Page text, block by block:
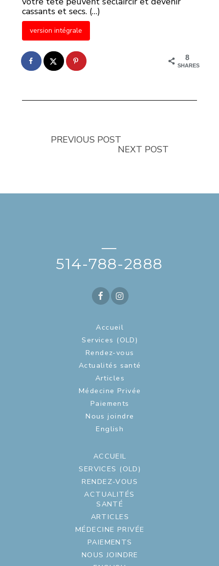
cassants et secs. (…)
version intégrale
8
SHARES
PREVIOUS POST
NEXT POST
—
514-788-2888
Accueil
Services (OLD)
Rendez-vous
Actualités santé
Articles
Médecine Privée
Paiements
Nous joindre
English
ACCUEIL
SERVICES (OLD)
RENDEZ-VOUS
ACTUALITÉS
SANTÉ
ARTICLES
MÉDECINE PRIVÉE
PAIEMENTS
NOUS JOINDRE